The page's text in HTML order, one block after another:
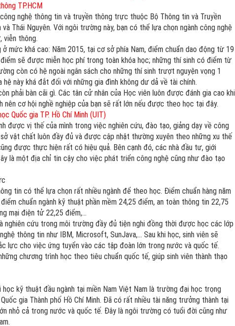
TP.HCM
nghệ thông tin và truyền thông trực thuộc Bộ Thông tin và Truyền
Thái Nguyên. Với ngôi trường này, bạn có thể lựa chọn ngành công nghệ
viễn thông.
mức khá cao: Năm 2015, tại cơ sở phía Nam, điểm chuẩn dao động từ 19
sẽ được miễn học phí trong toàn khóa học; những thí sinh có điểm từ
còn có hệ ngoài ngân sách cho những thí sinh trượt nguyện vọng 1
hệ này khá đắt đối với những gia đình không dư dả về tài chính.
phải bàn cãi gì. Các tân cử nhân của Học viên luôn được đánh gia cao khi
cơ hội nghề nghiệp của bạn sẽ rất lớn nếu được theo học tại đây.
Quốc gia TP. Hồ Chí Minh (UIT)
được vị thế của mình trong việc nghiên cứu, đào tạo, giảng dạy về công
vật chất luôn đầy đủ và được cập nhật thường xuyên theo những xu thế
được thực hiện rất có hiệu quả. Bên cạnh đó, các nhà đầu tư, giới
là một địa chỉ tin cậy cho việc phát triển công nghệ cũng như đào tạo
tin có thể lựa chọn rất nhiều ngành để theo học. Điểm chuẩn hàng năm
chuẩn ngành kỹ thuật phần mềm 24,25 điểm, an toàn thông tin 22,75
mại điện tử 22,25 điểm,…
nghiên cứu trong môi trường đầy đủ tiện nghi đồng thời được học các lớp
thông tin như IBM, Microsoft, SunJava,… Sau khi học, sinh viên sẽ
lực cho việc ứng tuyển vào các tập đoàn lớn trong nước và quốc tế.
chương trình học theo tiêu chuẩn quốc tế, giúp sinh viên thành thạo
kỹ thuật đầu ngành tại miền Nam Việt Nam là trường đại học trọng
gia Thành phố Hồ Chí Minh. Đã có rất nhiều tài năng trưởng thành tại
nhỏ cả trong nước và quốc tế. Đây là ngôi trường có tuổi đời cũng như